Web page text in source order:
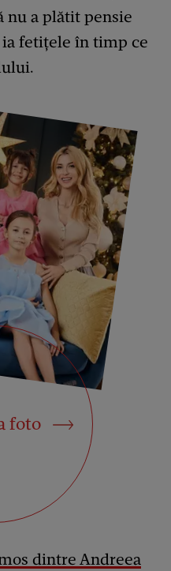
nu a plătit pensie
ia fetițele în timp ce
foto
dintre Andreea